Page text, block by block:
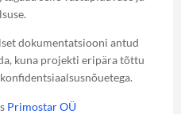
dokumentatsiooni antud
kuna projekti eripära tõttu
Primostar OÜ